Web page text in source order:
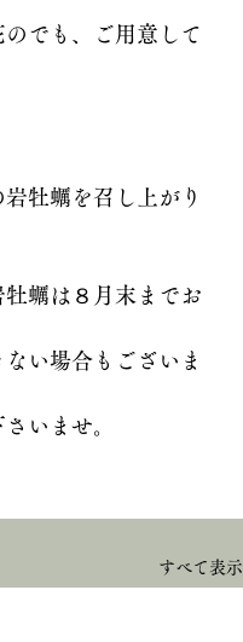
でも、ご用意して
牡蠣を召し上がり
蠣は８月末までお
い場合もございま
いませ。
すべて表示